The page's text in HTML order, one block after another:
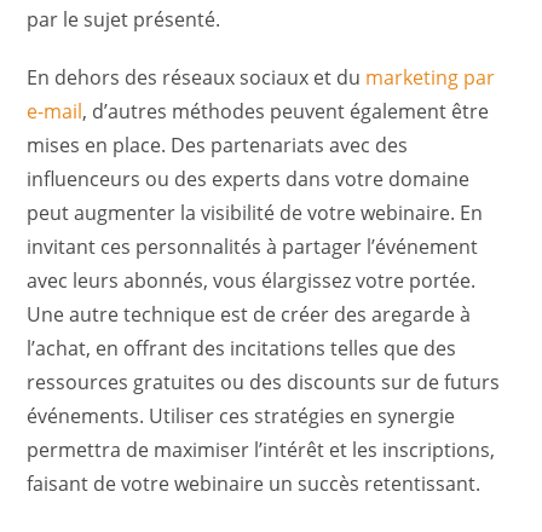
par le sujet présenté.
En dehors des réseaux sociaux et du marketing par
e-mail, d’autres méthodes peuvent également être
mises en place. Des partenariats avec des
influenceurs ou des experts dans votre domaine
peut augmenter la visibilité de votre webinaire. En
invitant ces personnalités à partager l’événement
avec leurs abonnés, vous élargissez votre portée.
Une autre technique est de créer des aregarde à
l’achat, en offrant des incitations telles que des
ressources gratuites ou des discounts sur de futurs
événements. Utiliser ces stratégies en synergie
permettra de maximiser l’intérêt et les inscriptions,
faisant de votre webinaire un succès retentissant.